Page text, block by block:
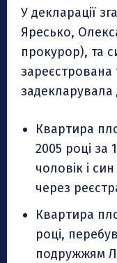
У декларації
Яресько,
прокурор), та
зареєстрована
задекларувала
Квартира
2005 році за
чоловік і
через
Квартира
році,
подружжям